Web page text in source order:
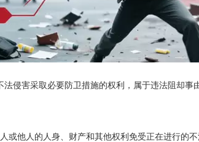
侵害采取必要防卫措施的权利，属于违法阻却事由
或他人的人身、财产和其他权利免受正在进行的